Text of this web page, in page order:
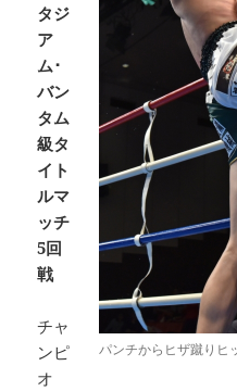
パンチからヒザ蹴りヒ
タジ
ア
ム･
バン
タム
級タ
イト
ルマ
ッチ
5回
戦
チャ
ンピ
オ